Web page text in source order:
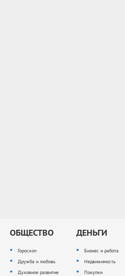
ОБЩЕСТВО
Гороскоп
Дружба и любовь
Духовное развитие
ДЕНЬГИ
Бизнес и работа
Недвижимость
Покупки